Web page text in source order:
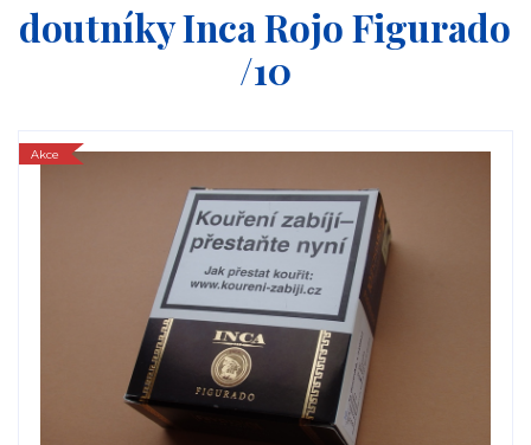
doutníky Inca Rojo Figurado
/10
Akce